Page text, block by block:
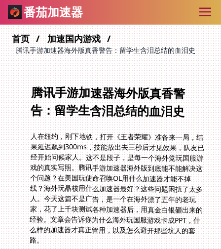
番茄加速器
首页 加速国内游戏
腾讯手游加速器海外版真香警告：留学生含泪总结的血泪史
腾讯手游加速器海外版真香警
告：留学生含泪总结的血泪史
人在纽约，刚下地铁，打开《王者荣耀》准备来一局，结
果延迟飙到300ms，技能放出去三秒后才见效果，队友已
经开始问候家人。这不是段子，是每一个海外党玩国服游
戏的真实写照。腾讯手游加速器海外版到底能不能解决这
个问题？在美国玩使命召唤OL用什么加速器才能不掉
线？海外玩晶核用什么加速器最好？这些问题困扰了太多
人。今天这篇不是广告，是一个在海外漂了五年的老玩
家，花了上千块测试各种加速器后，用真金白银砸出来的
经验。文章会告诉你为什么海外玩国服游戏卡成PPT，什
么样的加速器才真正管用，以及怎么避开那些坑人的套
路。